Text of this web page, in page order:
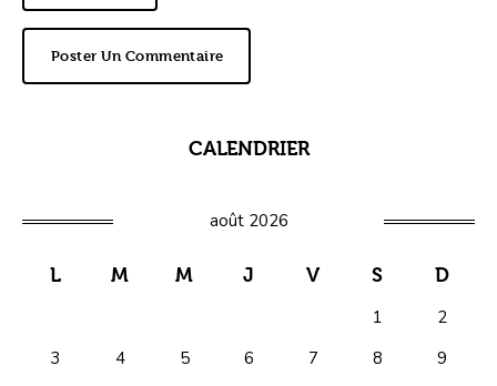
Poster Un Commentaire
CALENDRIER
août 2026
L M M J V S D
1
2
3
4 5 6 7 8
9